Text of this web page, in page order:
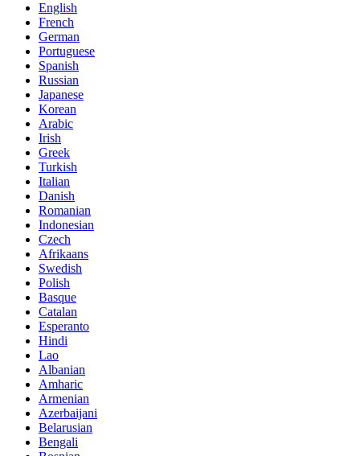
English
French
German
Portuguese
Spanish
Russian
Japanese
Korean
Arabic
Irish
Greek
Turkish
Italian
Danish
Romanian
Indonesian
Czech
Afrikaans
Swedish
Polish
Basque
Catalan
Esperanto
Hindi
Lao
Albanian
Amharic
Armenian
Azerbaijani
Belarusian
Bengali